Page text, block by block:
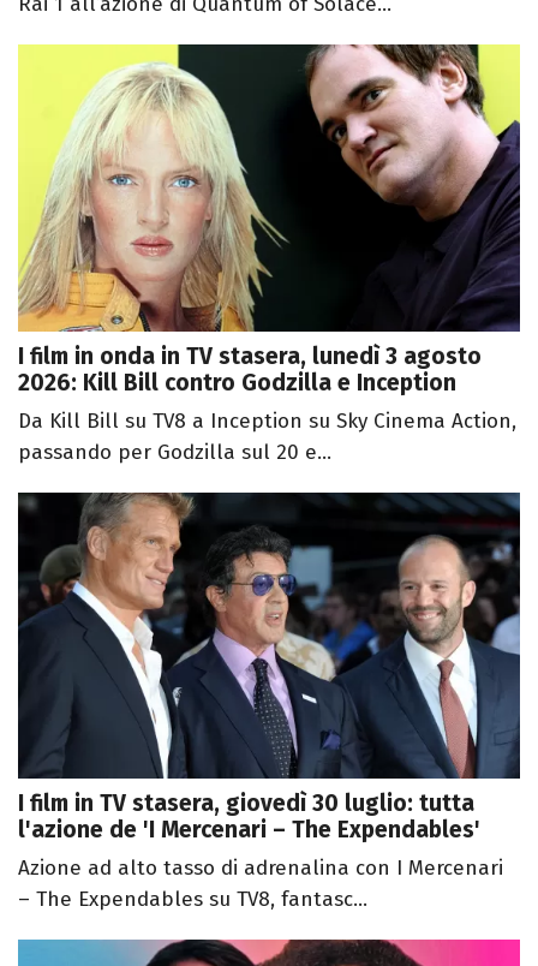
I film in onda in TV stasera, lunedì 3 agosto
2026: Kill Bill contro Godzilla e Inception
Da Kill Bill su TV8 a Inception su Sky Cinema Action,
passando per Godzilla sul 20 e...
I film in TV stasera, giovedì 30 luglio: tutta
l'azione de 'I Mercenari – The Expendables'
Azione ad alto tasso di adrenalina con I Mercenari
– The Expendables su TV8, fantasc...